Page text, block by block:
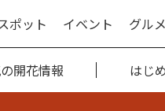
ポット イベント グル
開花情報 はじ